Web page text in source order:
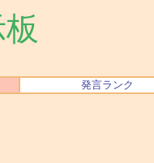
発言ランク